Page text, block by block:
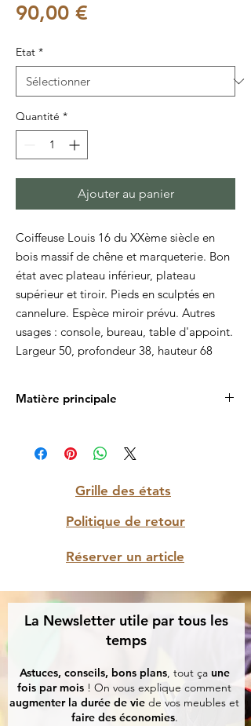
90,00 €
Etat *
Quantité *
Ajouter au panier
Coiffeuse Louis 16 du XXème siècle en
bois massif de chêne et marqueterie. Bon
état avec plateau inférieur, plateau
supérieur et tiroir. Pieds en sculptés en
cannelure. Espèce miroir prévu. Autres
usages : console, bureau, table d'appoint.
Largeur 50, profondeur 38, hauteur 68
Matière principale
Grille des états
Politique de retour
Réserver un article
La Newsletter utile par tous les
temps
Astuces, conseils, bons plans, tout ça une
fois par mois ! On vous explique comment
augmenter la durée de vie de vos meubles et
faire des économies.